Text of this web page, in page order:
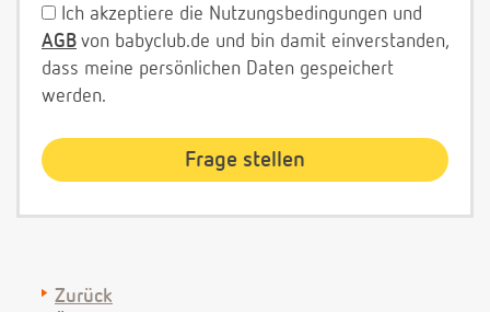
Ich akzeptiere die Nutzungsbedingungen und
AGB von babyclub.de und bin damit einverstanden,
dass meine persönlichen Daten gespeichert
werden.
Zurück